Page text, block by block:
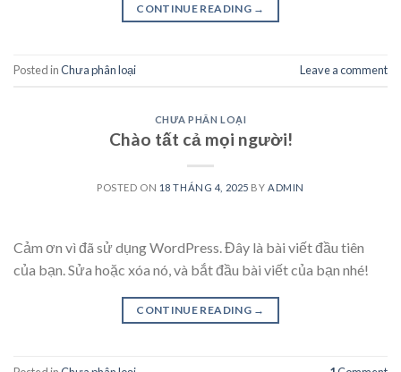
CONTINUE READING →
Posted inChưa phân loại Leave a comment
CHƯA PHÂN LOẠI
Chào tất cả mọi người!
POSTED ON 18 THÁNG 4, 2025 BY ADMIN
Cảm ơn vì đã sử dụng WordPress. Đây là bài viết đầu tiên
của bạn. Sửa hoặc xóa nó, và bắt đầu bài viết của bạn nhé!
CONTINUE READING →